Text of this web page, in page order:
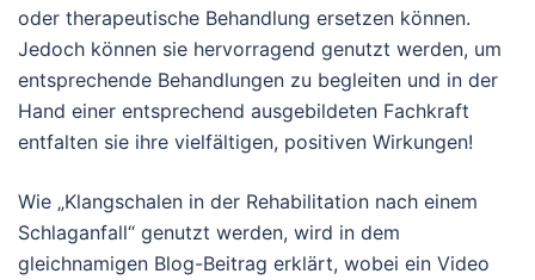
oder therapeutische Behandlung ersetzen können.
Jedoch können sie hervorragend genutzt werden, um
entsprechende Behandlungen zu begleiten und in der
Hand einer entsprechend ausgebildeten Fachkraft
entfalten sie ihre vielfältigen, positiven Wirkungen!
Wie „Klangschalen in der Rehabilitation nach einem
Schlaganfall“ genutzt werden, wird in dem
gleichnamigen Blog-Beitrag erklärt, wobei ein Video